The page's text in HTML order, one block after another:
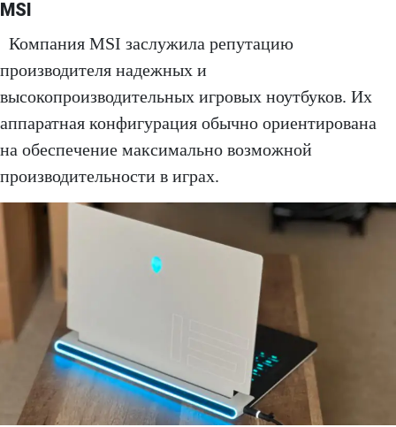
MSI
Компания MSI заслужила репутацию
производителя надежных и
высокопроизводительных игровых ноутбуков. Их
аппаратная конфигурация обычно ориентирована
на обеспечение максимально возможной
производительности в играх.